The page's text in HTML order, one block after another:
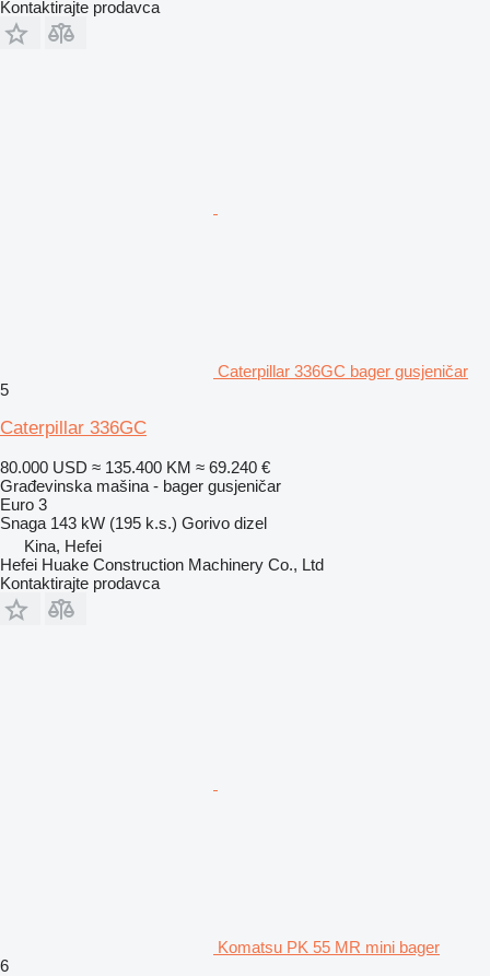
Kontaktirajte prodavca
Caterpillar 336GC bager gusjeničar
5
Caterpillar 336GC
80.000 USD ≈ 135.400 KM ≈ 69.240 €
Građevinska mašina - bager gusjeničar
Euro 3
Snaga 143 kW (195 k.s.) Gorivo dizel
Kina, Hefei
Hefei Huake Construction Machinery Co., Ltd
Kontaktirajte prodavca
Komatsu PK 55 MR mini bager
6